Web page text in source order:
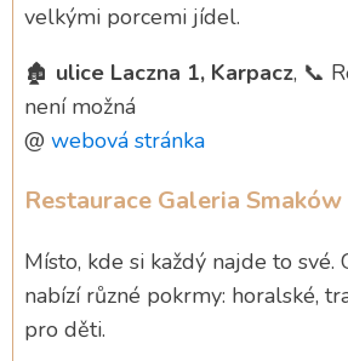
velkými porcemi jídel.
🏚️ ulice Laczna 1, Karpacz, 📞
není možná
@ webová stránka
Restaurace Galeria Smaków
Místo, kde si každý najde to své.
nabízí různé pokrmy: horalské,
pro děti.